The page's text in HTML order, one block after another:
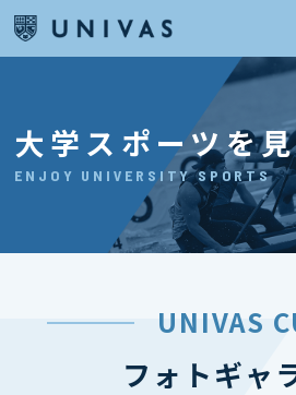
大学スポーツを
ENJOY UNIVERSITY SPORTS
UNIVAS
フォトギャ